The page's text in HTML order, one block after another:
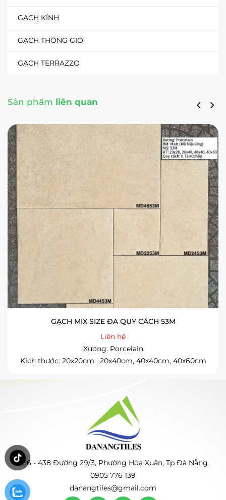
GẠCH KÍNH
GẠCH THÔNG GIÓ
GẠCH TERRAZZO
Sản phẩm liên quan
GẠCH MIX SIZE ĐA QUY CÁCH 53M
Liên hệ
Xương: Porcelain
Kích thước: 20x20cm , 20x40cm, 40x40cm, 40x60cm
436 - 438 Đường 29/3, Phường Hòa Xuân, Tp Đà Nẵng
0905 776 139
danangtiles@gmail.com